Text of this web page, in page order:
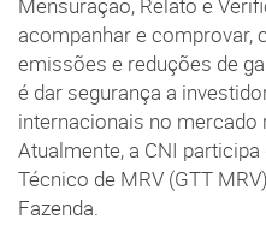
Mensuração, Relato e
acompanhar e comprovar,
emissões e reduções de
é dar segurança a
internacionais no mercado
Atualmente, a CNI
Técnico de MRV (GTT
Fazenda.